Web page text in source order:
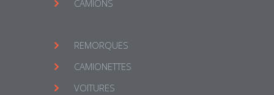
CAMIONS
REMORQUES
CAMIONETTES
VOITURES